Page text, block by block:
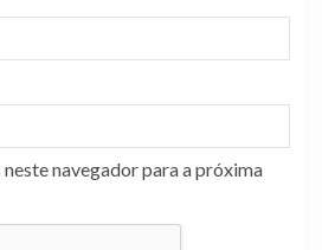
neste navegador para a próxima